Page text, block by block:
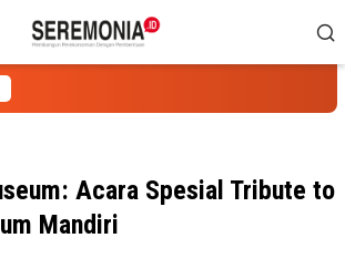
Acara Spesial Tribute to
Mandiri